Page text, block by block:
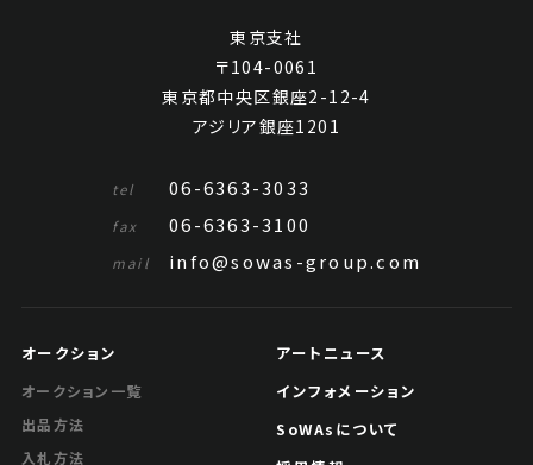
東京支社
〒104-0061
東京都中央区銀座2-12-4
アジリア銀座1201
tel 06-6363-3033
fax 06-6363-3100
mail info@sowas-group.com
オークション
オークション一覧
出品方法
入札方法
アートニュース
インフォメーション
SoWAsについて